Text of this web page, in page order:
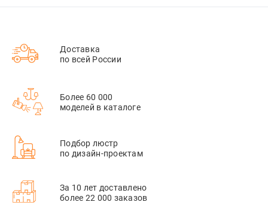
Доставка
по всей России
Более 60 000
моделей в каталоге
Подбор люстр
по дизайн-проектам
За 10 лет доставлено
более 22 000 заказов